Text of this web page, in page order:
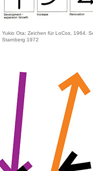
Yukio Ota: Zeichen für LoCos, 1964.
Starnberg 1972